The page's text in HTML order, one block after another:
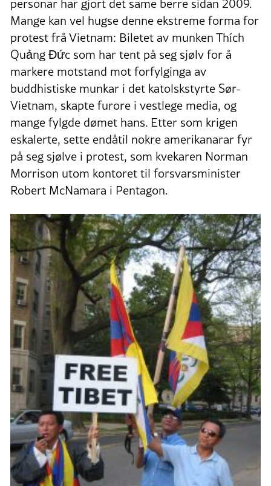
personar har gjort det same berre sidan 2009.
Mange kan vel hugse denne ekstreme forma for
protest frå Vietnam: Biletet av munken Thích
Quảng Đức som har tent på seg sjølv for å
markere motstand mot forfylginga av
buddhistiske munkar i det katolskstyrte Sør-
Vietnam, skapte furore i vestlege media, og
mange fylgde dømet hans. Etter som krigen
eskalerte, sette endåtil nokre amerikanarar fyr
på seg sjølve i protest, som kvekaren Norman
Morrison utom kontoret til forsvarsminister
Robert McNamara i Pentagon.